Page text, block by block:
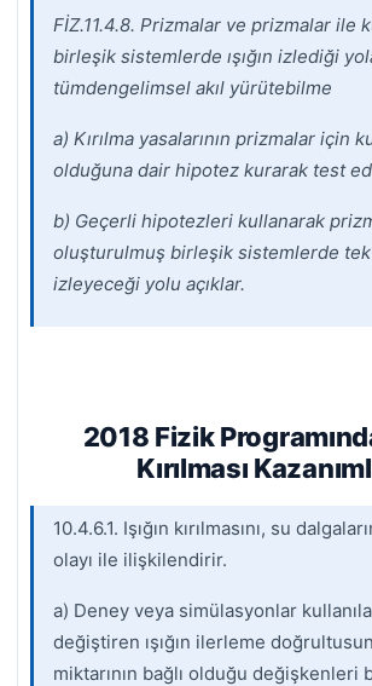
FİZ.11.4.8. Prizmalar ve prizmalar ile
birleşik sistemlerde ışığın izlediği
tümdengelimsel akıl yürütebilme
a) Kırılma yasalarının prizmalar için
olduğuna dair hipotez kurarak test
b) Geçerli hipotezleri kullanarak
oluşturulmuş birleşik sistemlerde tek
izleyeceği yolu açıklar.
2018 Fizik
Kırılması
10.4.6.1. Işığın kırılmasını, su
olayı ile ilişkilendirir.
a) Deney veya simülasyonlar
değiştiren ışığın ilerleme
miktarının bağlı olduğu değişkenleri